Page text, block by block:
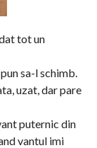
tot un
sa-l schimb.
uzat, dar pare
puternic din
vantul imi